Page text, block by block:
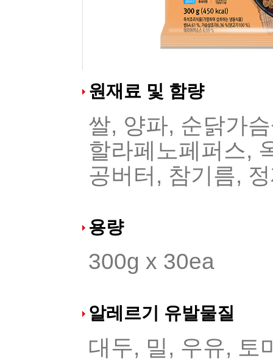
원재료 및 함량
쌀, 양파, 순닭가
할라페노페퍼스,
공버터, 참기름,
용량
300g x 30ea
알레르기 유발물질
대두, 밀, 우유, 토